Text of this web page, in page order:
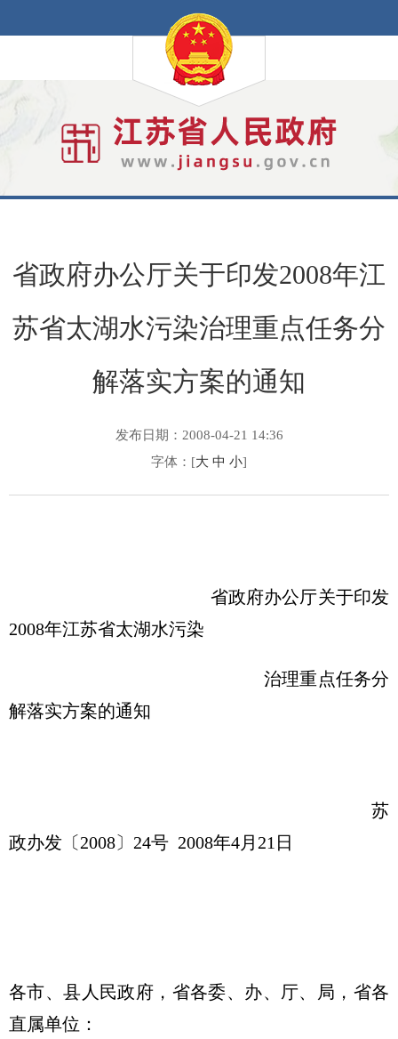
省政府办公厅关于印发2008年江
苏省太湖水污染治理重点任务分
解落实方案的通知
发布日期：2008-04-21 14:36
字体：[大 中 小]
省政府办公厅关于印发
2008年江苏省太湖水污染
治理重点任务分
解落实方案的通知
苏
政办发〔2008〕24号 2008年4月21日
各市、县人民政府，省各委、办、厅、局，省各
直属单位：